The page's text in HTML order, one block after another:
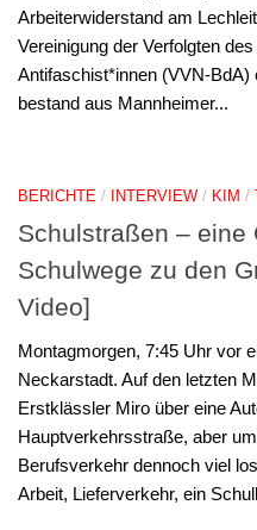
Arbeiterwiderstand am
Vereinigung der Verfolgten
Antifaschist*innen (VVN-BdA)
bestand aus Mannheimer...
BERICHTE / INTERVIEW / KIM /
Schulstraßen – eine
Schulwege zu den
Video]
Montagmorgen, 7:45 Uhr vor
Neckarstadt. Auf den letzten
Erstklässler Miro über eine
Hauptverkehrsstraße, aber
Berufsverkehr dennoch viel
Arbeit, Lieferverkehr, ein